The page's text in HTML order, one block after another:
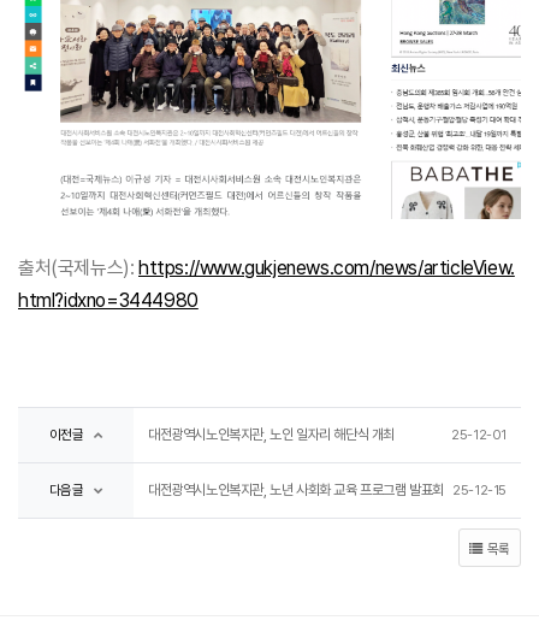
출처(국제뉴스): https://www.gukjenews.com/news/articleView.
html?idxno=3444980
이전글 대전광역시노인복지관, 노인 일자리 해단식 개최 25-12-01
다음글 대전광역시노인복지관, 노년 사회화 교육 프로그램 발표회 25-12-15
목록